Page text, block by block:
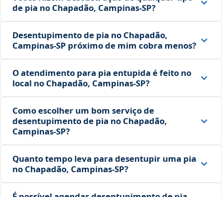
de pia no Chapadão, Campinas‑SP?
Desentupimento de pia no Chapadão,
Campinas‑SP próximo de mim cobra menos?
O atendimento para pia entupida é feito no
local no Chapadão, Campinas‑SP?
Como escolher um bom serviço de
desentupimento de pia no Chapadão,
Campinas‑SP?
Quanto tempo leva para desentupir uma pia
no Chapadão, Campinas‑SP?